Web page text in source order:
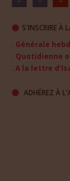
S'INSCRIRE À
. Générale
. Quotidienne
. A la lettre
ADHÉREZ À